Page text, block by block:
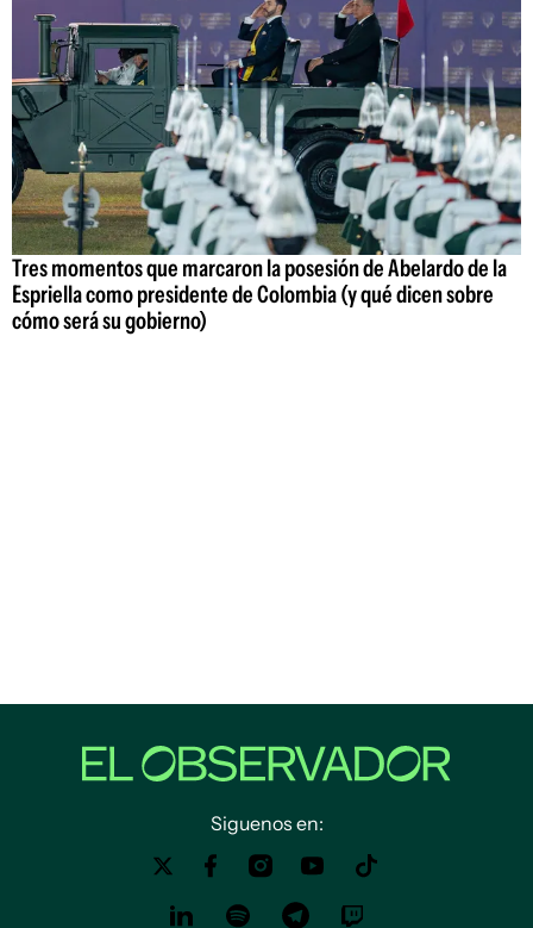
Tres momentos que marcaron la posesión de Abelardo de la
Espriella como presidente de Colombia (y qué dicen sobre
cómo será su gobierno)
Siguenos en: